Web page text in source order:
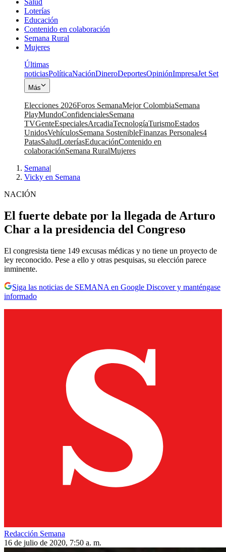
Loterías
Educación
Contenido en colaboración
Semana Rural
Mujeres
Últimas
noticiasPolíticaNaciónDineroDeportesOpiniónImpresaJet Set
Más
Elecciones 2026Foros SemanaMejor ColombiaSemana
PlayMundoConfidencialesSemana
TVGenteEspecialesArcadiaTecnologíaTurismoEstados
UnidosVehículosSemana SostenibleFinanzas Personales4
PatasSaludLoteríasEducaciónContenido en
colaboraciónSemana RuralMujeres
Semana|
Vicky en Semana
NACIÓN
El fuerte debate por la llegada de Arturo
Char a la presidencia del Congreso
El congresista tiene 149 excusas médicas y no tiene un proyecto de
ley reconocido. Pese a ello y otras pesquisas, su elección parece
inminente.
Siga las noticias de SEMANA en Google Discover y manténgase
informado
Redacción Semana
16 de julio de 2020, 7:50 a. m.